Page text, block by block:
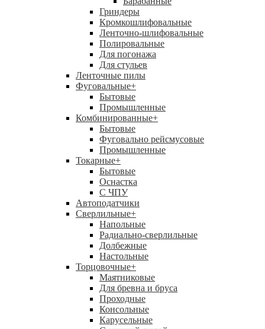
Гриндеры
Кромкошлифовальные
Ленточно-шлифовальные
Полировальные
Для погонажа
Для стульев
Ленточные пилы
Фуговальные+
Бытовые
Промышленные
Комбинированные+
Бытовые
Фуговально рейсмусовые
Промышленные
Токарные+
Бытовые
Оснастка
С ЧПУ
Автоподатчики
Сверлильные+
Напольные
Радиально-сверлильные
Долбежные
Настольные
Торцовочные+
Маятниковые
Для бревна и бруса
Проходные
Консольные
Карусельные